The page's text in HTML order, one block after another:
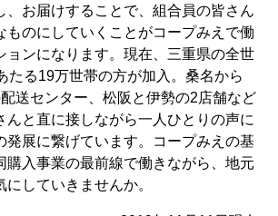
、お届けすることで、組合員の皆さん
ものにしていくことがコープみえで働
ョンになります。現在、三重県の全世
たる19万世帯の方が加入。桑名から
送センター、松阪と伊勢の2店舗など
んと直に接しながら一人ひとりの声に
発展に繋げています。コープみえの基
購入事業の最前線で働きながら、地元
していきませんか。